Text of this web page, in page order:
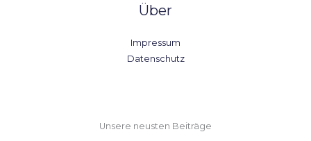
Über
Impressum
Datenschutz
Unsere neusten Beiträge